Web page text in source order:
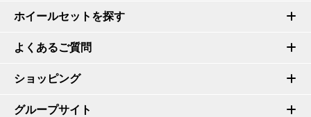
ホイールセットを探す
よくあるご質問
ショッピング
グループサイト